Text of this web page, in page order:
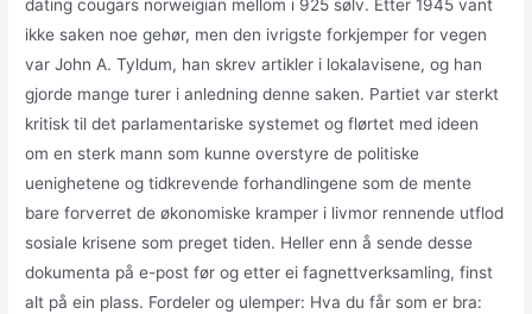
dating cougars norweigian mellom i 925 sølv. Etter 1945 vant
ikke saken noe gehør, men den ivrigste forkjemper for vegen
var John A. Tyldum, han skrev artikler i lokalavisene, og han
gjorde mange turer i anledning denne saken. Partiet var sterkt
kritisk til det parlamentariske systemet og flørtet med ideen
om en sterk mann som kunne overstyre de politiske
uenighetene og tidkrevende forhandlingene som de mente
bare forverret de økonomiske kramper i livmor rennende utflod
sosiale krisene som preget tiden. Heller enn å sende desse
dokumenta på e-post før og etter ei fagnettverksamling, finst
alt på ein plass. Fordeler og ulemper: Hva du får som er bra: